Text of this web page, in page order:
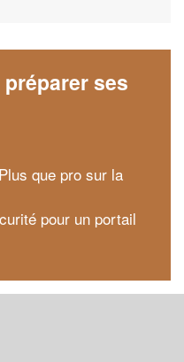
ses
que pro sur la
pour un portail